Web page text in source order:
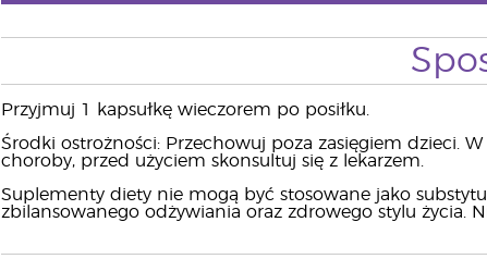
Przyjmuj 1 kapsułkę wieczorem po posiłku.
Środki ostrożności: Przechowuj poza zasięgiem dzieci.
choroby, przed użyciem skonsultuj się z lekarzem.
Suplementy diety nie mogą być stosowane jako
zbilansowanego odżywiania oraz zdrowego stylu życia.